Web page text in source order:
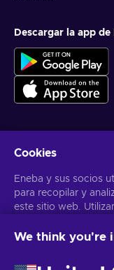
Descargar la app de
Obtén ofertas
Puedes darte de baja
Cookies
Eneba y sus socios
para recopilar y
este sitio web.
personales también
Al hacer clic en
We think you're